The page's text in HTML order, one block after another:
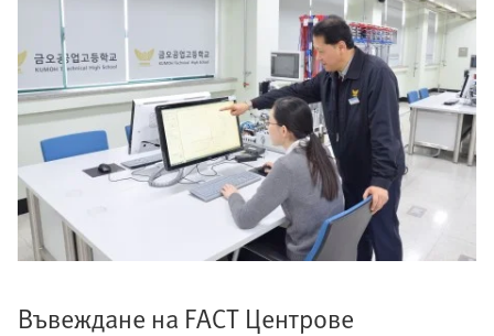
Въвеждане на FACT Центрове